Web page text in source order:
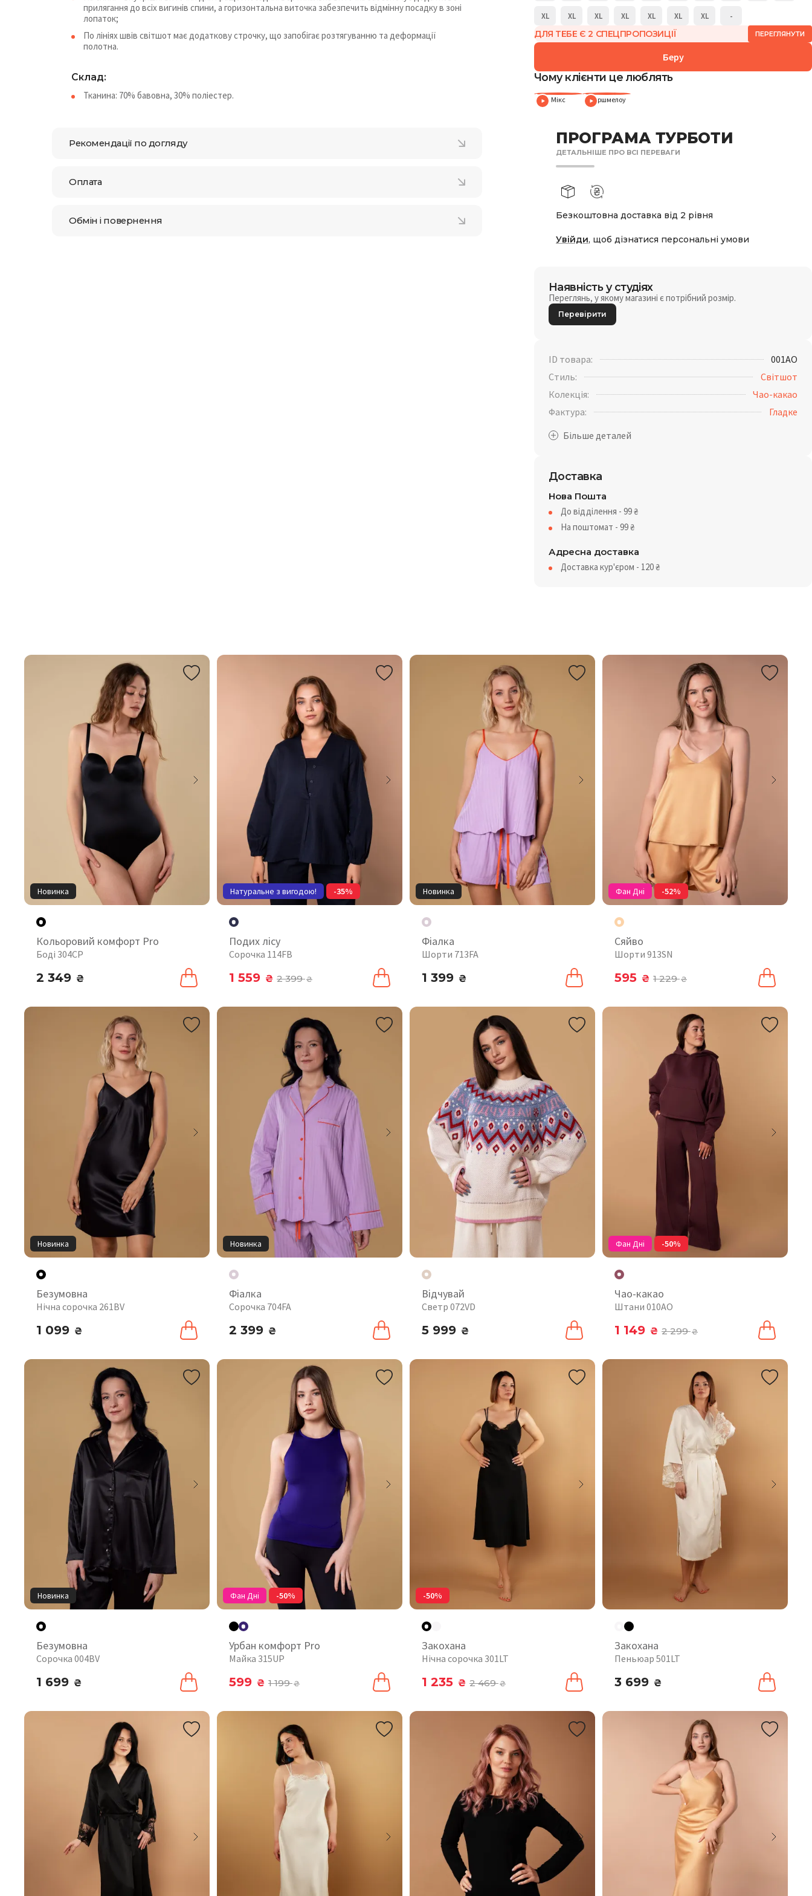
XL XL XL XL XL XL XL -
ДЛЯ ТЕБЕ Є 2 СПЕЦПРОПОЗИЦІЇ ПЕРЕГЛЯНУТИ
Беру
Чому клієнти це люблять
Мікс Маршмелоу
ПРОГРАМА ТУРБОТИ
ДЕТАЛЬНІШЕ ПРО ВСІ ПЕРЕВАГИ
Безкоштовна доставка від 2 рівня
Увійди, щоб дізнатися персональні умови
Наявність у студіях
Переглянь, у якому магазині є потрібний розмір.
Перевірити
ID товара:
001AO
Стиль:
Світшот
Колекція:
Чао-какао
Фактура:
Гладке
Доставка
Нова Пошта
До відділення - 99₴
На поштомат - 99₴
Адресна доставка
Доставка кур'єром - 120₴
прилягання до всіх вигинів спини, а горизонтальна виточка забезпечить відмінну посадку в зоні
лопаток;
По лініях швів світшот має додаткову строчку, що запобігає розтягуванню та деформації
полотна.
Cклад:
Тканина: 70% бавовна, 30% поліестер.
Рекомендації по догляду
Оплата
Обмін і повернення
Новинка
Кольоровий комфорт Pro
Боді 304CP
2 349 ₴
Натуральне з вигодою! -35%
Подих лісу
Сорочка 114FB
1 559 ₴ 2 399₴
Новинка
Фіалка
Шорти 713FA
1 399 ₴
Фан Дні -52%
Сяйво
Шорти 913SN
595 ₴ 1 229₴
Новинка
Безумовна
Нічна сорочка 261BV
1 099 ₴
Новинка
Фіалка
Сорочка 704FA
2 399 ₴
Відчувай
Светр 072VD
5 999 ₴
Фан Дні -50%
Чао-какао
Штани 010AO
1 149 ₴ 2 299₴
Новинка
Безумовна
Сорочка 004BV
1 699 ₴
Фан Дні -50%
Урбан комфорт Pro
Майка 315UP
599 ₴ 1 199₴
-50%
Закохана
Нічна сорочка 301LT
1 235 ₴ 2 469₴
Закохана
Пеньюар 501LT
3 699 ₴